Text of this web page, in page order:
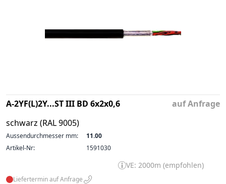
A-2YF(L)2Y...ST III BD 6x2x0,6
schwarz (RAL 9005)
auf Anfrage
Aussendurchmesser mm:
11.00
Artikel-Nr:
1591030
VE: 2000m (empfohlen)
Liefertermin auf Anfrage